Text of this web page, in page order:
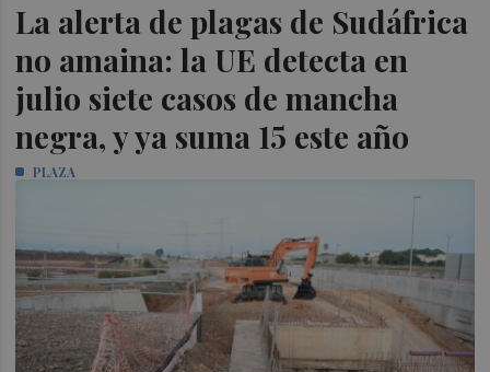
La alerta de plagas de Sudáfrica
no amaina: la UE detecta en
julio siete casos de mancha
negra, y ya suma 15 este año
PLAZA